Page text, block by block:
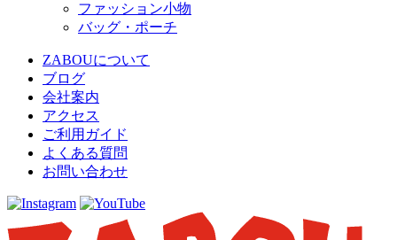
ファッション小物
バッグ・ポーチ
ZABOUについて
ブログ
会社案内
アクセス
ご利用ガイド
よくある質問
お問い合わせ